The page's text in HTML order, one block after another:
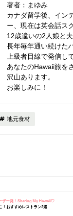
著者：まゆみ
カナダ留学後、イン
ー、現在は英会話ス
12歳違いの2人娘と
長年毎年通い続けた
上級者目線で発信し
あなたのHawaii旅を
沢山あります。
お楽しみに！
地元食材
ザー発！Sharing My Hawaii♡
！おすすめレストラン2選